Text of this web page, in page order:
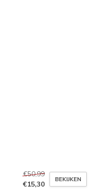
€50,99
€15,30
BEKIJKEN